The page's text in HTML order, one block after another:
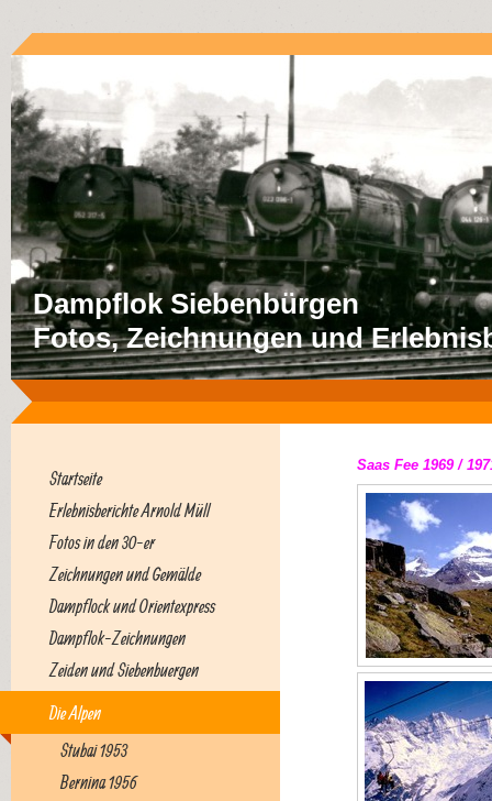
Dampflok Siebenbürgen
Fotos, Zeichnungen und
Startseite
Erlebnisberichte Arnold Müll
Fotos in den 30-er
Zeichnungen und Gemälde
Dampflock und Orientexpress
Dampflok-Zeichnungen
Zeiden und Siebenbuergen
Die Alpen
Stubai 1953
Bernina 1956
Saas Fee 1969 /